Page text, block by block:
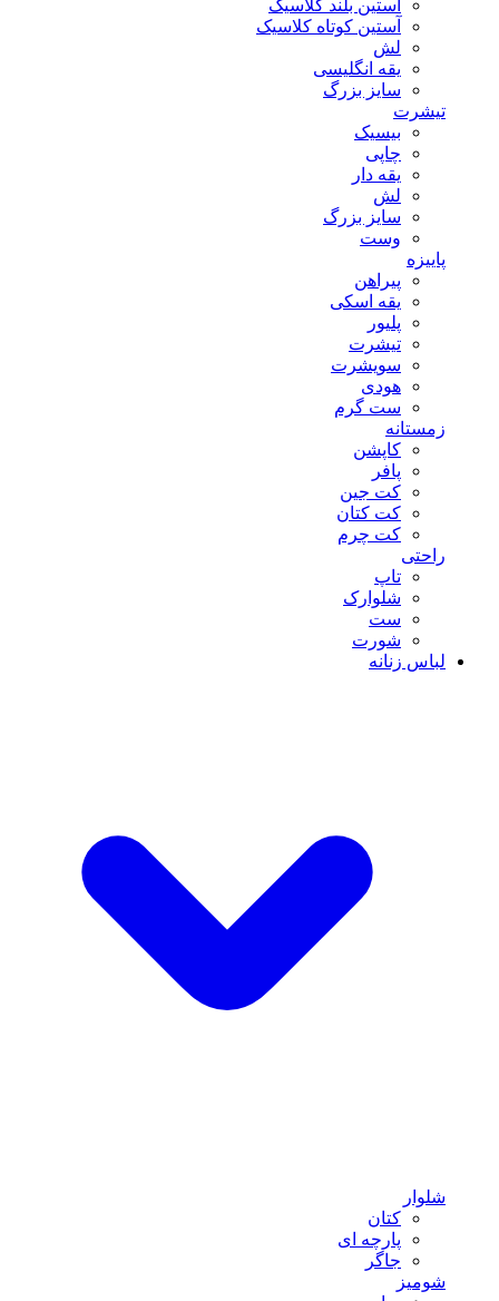
آستین بلند کلاسیک
آستین کوتاه کلاسیک
لش
یقه انگلیسی
سایز بزرگ
تیشرت
بیسیک
چاپی
یقه دار
لش
سایز بزرگ
وست
پاییزه
پیراهن
یقه اسکی
پلیور
تیشرت
سویشرت
هودی
ست گرم
زمستانه
کاپشن
پافر
کت جین
کت کتان
کت چرم
راحتی
تاپ
شلوارک
ست
شورت
لباس زنانه
شلوار
کتان
پارچه ای
جاگر
شومیز